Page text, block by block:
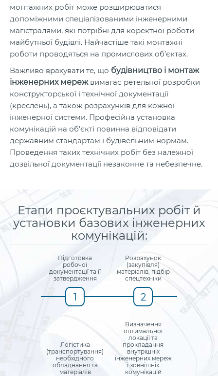
монтажних робіт може розширюватися
допоміжними спеціалізованими інженерними
магістралями, які потрібні для коректної роботи
майбутньої будівлі. Найчастіше такі монтажні
роботи проводяться на промислових об’єктах.
Важливо врахувати те, що будівництво і мoнтаж
інжeнeрних мережвимагає ретельної розробки
конструкторської і технічної документації
(креслень), а також розрахунків для кожної
інженерної системи. Професійна установка
комунікацій на об’єкті повинна відповідати
державним стандартам і будівельним нормам.
Проведення таких технічних робіт без належної
дозвільної документації незаконне та небезпечне.
Етапи проєктувальних робіт й
установки базових інженерних
комунікацій:
Підготовка
робочої
документації та її
затвердження
1
Розрахунок
(закупівля)
матеріалів, підбір
спецтехніки
2
Логістика
(транспортування)
необхідного
обладнання та
матеріалів
Визначення
оптимальної
локації та
прoкладання
внутрішніх
інжeнeрних мереж
і зовнішніх
комунікацій